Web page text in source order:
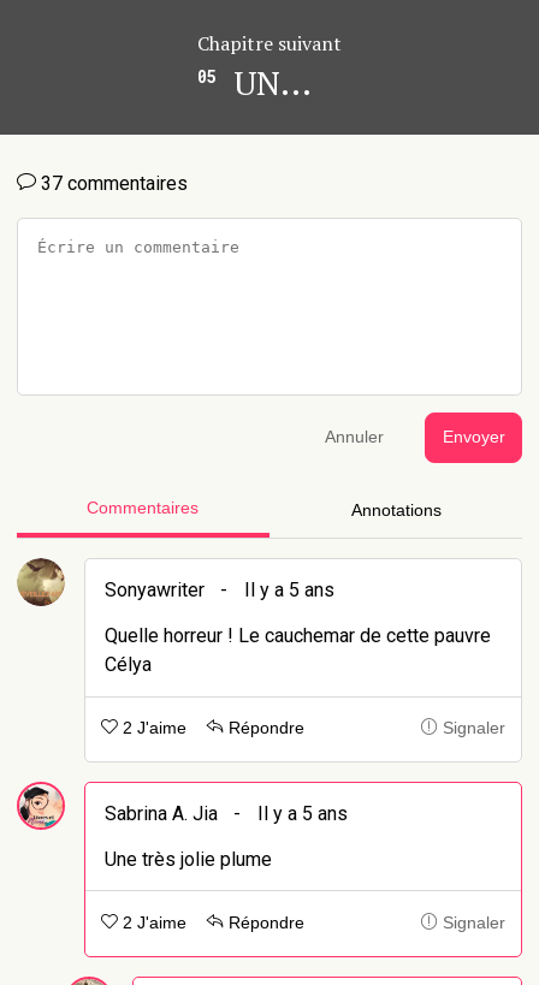
Chapitre suivant
05 UN...
37 commentaires
Annuler Envoyer
Commentaires Annotations
Sonyawriter -
Il y a 5 ans
Quelle horreur ! Le cauchemar de cette pauvre
Célya
2 J'aime Répondre Signaler
Sabrina A. Jia -
Il y a 5 ans
Une très jolie plume
2 J'aime Répondre Signaler